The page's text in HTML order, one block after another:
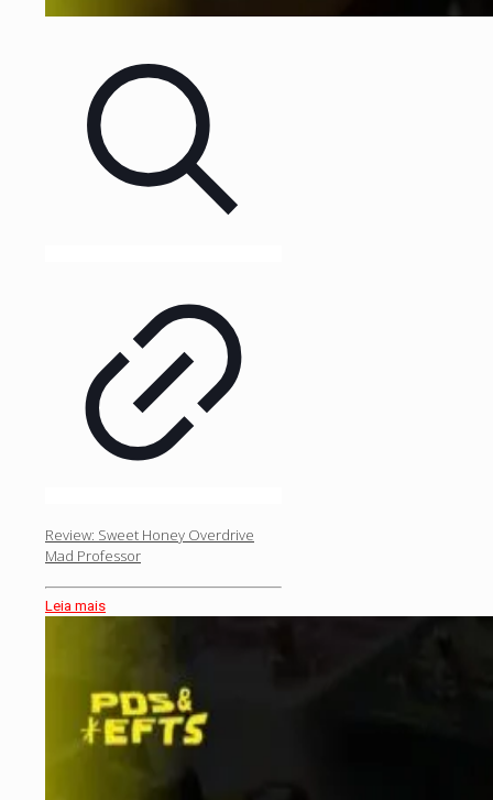
Review: Sweet Honey Overdrive
Mad Professor
Leia mais